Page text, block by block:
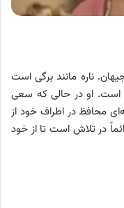
ناره مانند برگی است
است. او در حالی که سعی
محافظ در اطراف خود از
در تلاش است تا از خود